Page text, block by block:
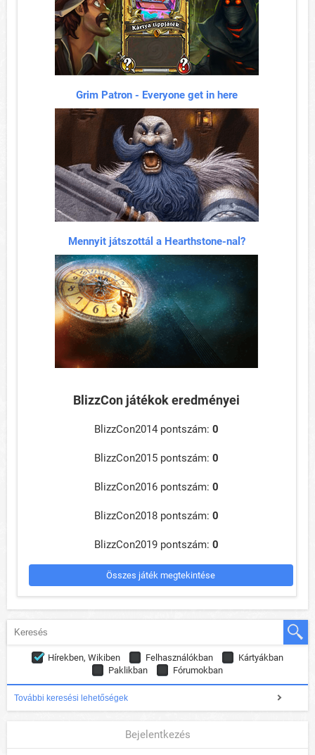
Grim Patron - Everyone get in here
Mennyit játszottál a Hearthstone-nal?
BlizzCon játékok eredményei
BlizzCon2014 pontszám:0
BlizzCon2015 pontszám:0
BlizzCon2016 pontszám:0
BlizzCon2018 pontszám:0
BlizzCon2019 pontszám:0
Összes játék megtekintése
Hírekben, Wikiben Felhasználókban
Kártyákban
Paklikban
Fórumokban
További keresési lehetőségek
Bejelentkezés